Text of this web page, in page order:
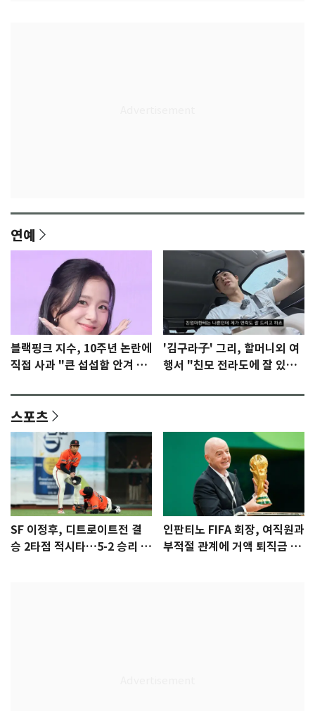
연예
블랙핑크 지수, 10주년 논란에
직접 사과 "큰 섭섭함 안겨 미
'김구라子' 그리, 할머니외 여
행서 "친모 전라도에 잘 있
스포츠
SF 이정후, 디트로이트전 결
승 2타점 적시타…5-2 승리 견
인판티노 FIFA 회장, 여직원과
부적절 관계에 거액 퇴직금 지